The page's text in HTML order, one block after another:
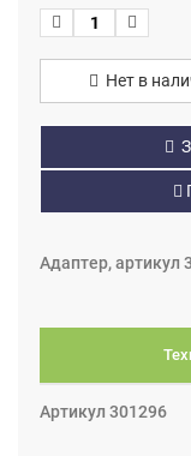
Нет в
Адаптер, артикул
Артикул 301296